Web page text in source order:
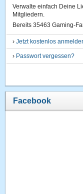
Verwalte einfach Deine
Mitgliedern.
Bereits 35463 Gaming-
›Jetzt kostenlos
› Passwort vergessen?
Facebook